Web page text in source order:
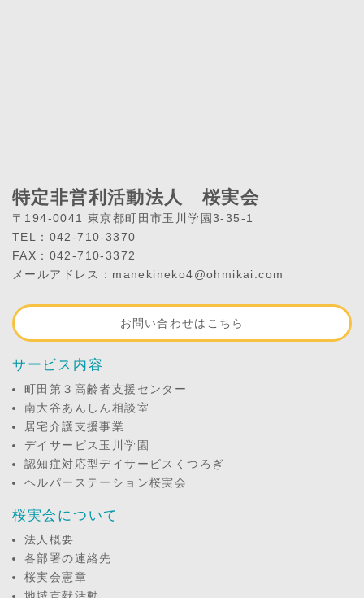
特定非営利活動法人 桜実会
〒194-0041 東京都町田市玉川学園3-35-1
TEL：042-710-3370
FAX：042-710-3372
メールアドレス：manekineko4@ohmikai.com
お問い合わせはこちら
サービス内容
町田第３高齢者支援センター
南大谷あんしん相談室
居宅介護支援事業
デイサービス玉川学園
認知症対応型デイサービスくつろぎ
ヘルパーステーション桜実会
桜実会について
法人概要
各部署の連絡先
桜実会憲章